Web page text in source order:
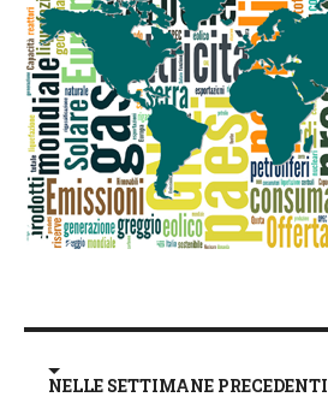
NELLE SETTIMANE PRECEDENTI